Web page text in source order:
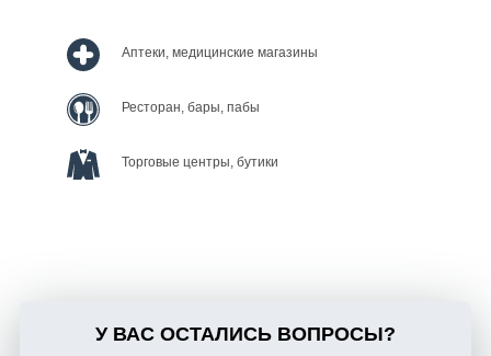
Аптеки, медицинские магазины
Ресторан, бары, пабы
Торговые центры, бутики
У ВАС ОСТАЛИСЬ ВОПРОСЫ?